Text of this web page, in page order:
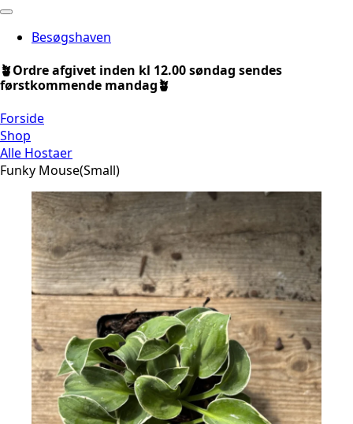
Besøgshaven
🪴Ordre afgivet inden kl 12.00 søndag sendes
førstkommende mandag🪴
Forside
Shop
Alle Hostaer
Funky Mouse(Small)